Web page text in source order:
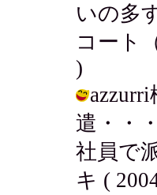
いの多
コート
)
遣・・
社員で
キ (